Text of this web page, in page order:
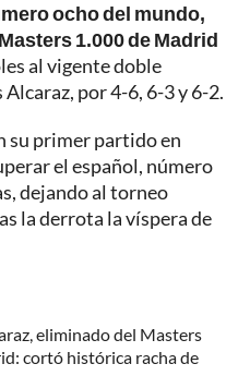
ocho del mundo,
1.000 de Madrid
al vigente doble
por 4-6, 6-3 y 6-2.
su primer partido en
el español, número
dejando al torneo
la derrota la víspera de
eliminado del Masters
cortó histórica racha de